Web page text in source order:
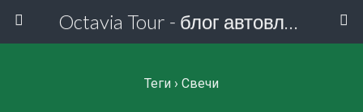
Octavia Tour - блог автовладельца
Теги › Свечи